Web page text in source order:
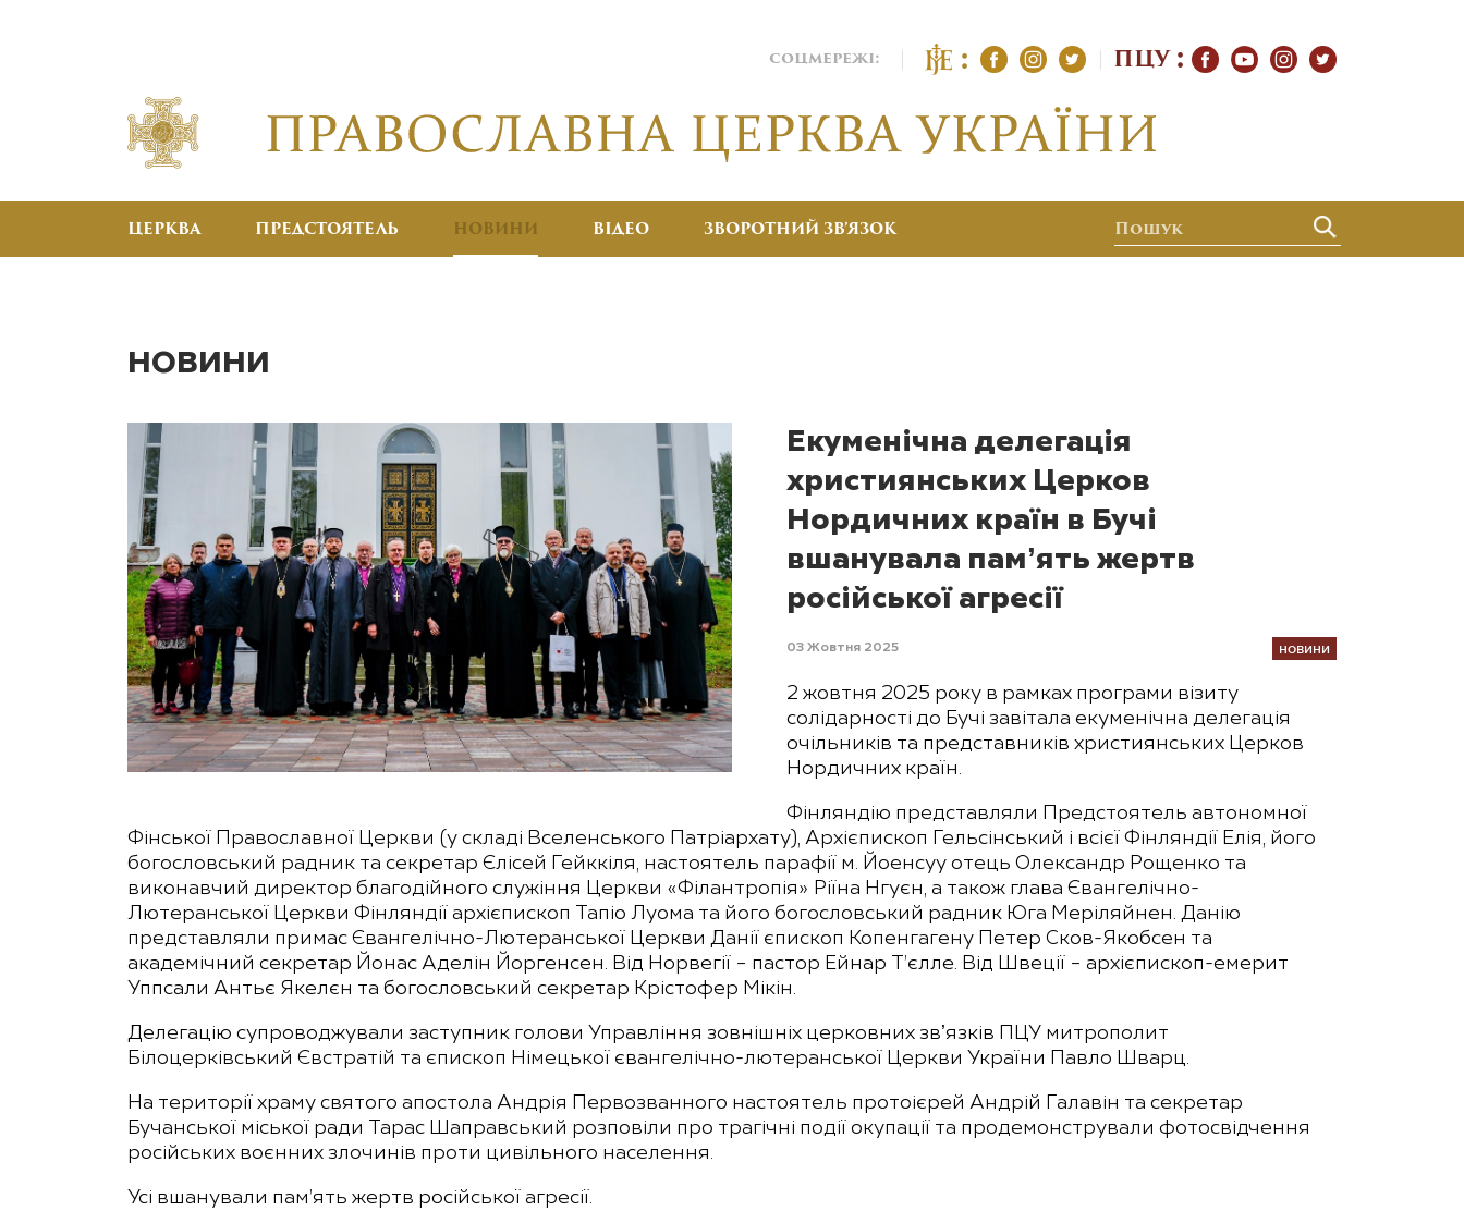
соцмережі: ПЦУ
ЦЕРКВА ПРЕДСТОЯТЕЛЬ НОВИНИ ВІДЕО ЗВОРОТНИЙ ЗВ’ЯЗОК
НОВИНИ
Екуменічна делегація
християнських Церков
Нордичних країн в Бучі
вшанувала памʼять жертв
російської агресії
03 Жовтня 2025 НОВИНИ
2 жовтня 2025 року в рамках програми візиту
солідарності до Бучі завітала екуменічна делегація
очільників та представників християнських Церков
Нордичних країн.
Фінляндію представляли Предстоятель автономної
Фінської Православної Церкви (у складі Вселенського Патріархату), Архієпископ Гельсінський і всієї Фінляндії Елія, його
богословський радник та секретар Єлісей Гейккіля, настоятель парафії м. Йоенсуу отець Олександр Рощенко та
виконавчий директор благодійного служіння Церкви «Філантропія» Ріїна Нгуєн, а також глава Євангелічно-
Лютеранської Церкви Фінляндії архієпископ Тапіо Луома та його богословський радник Юга Меріляйнен. Данію
представляли примас Євангелічно-Лютеранської Церкви Данії єпископ Копенгагену Петер Сков-Якобсен та
академічний секретар Йонас Аделін Йоргенсен. Від Норвегії – пастор Ейнар Т’єлле. Від Швеції – архієпископ-емерит
Уппсали Антьє Якелєн та богословський секретар Крістофер Мікін.
Делегацію супроводжували заступник голови Управління зовнішніх церковних звʼязків ПЦУ митрополит
Білоцерківський Євстратій та єпископ Німецької євангелічно-лютеранської Церкви України Павло Шварц.
На території храму святого апостола Андрія Первозванного настоятель протоієрей Андрій Галавін та секретар
Бучанської міської ради Тарас Шаправський розповіли про трагічні події окупації та продемонстрували фотосвідчення
російських воєнних злочинів проти цивільного населення.
Усі вшанували пам’ять жертв російської агресії.